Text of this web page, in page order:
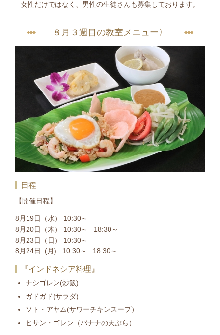
女性だけではなく、男性の生徒さんも募集しております。
８月３週目の教室メニュー〉
日程
【開催日程】
8月19日（水） 10:30～
8月20日（木） 10:30～ 18:30～
8月23日（日） 10:30～
8月24日 (月) 10:30～ 18:30～
『インドネシア料理』
ナシゴレン(炒飯)
ガドガド(サラダ)
ソト・アヤム(サワーチキンスープ）
ピサン・ゴレン（バナナの天ぷら）